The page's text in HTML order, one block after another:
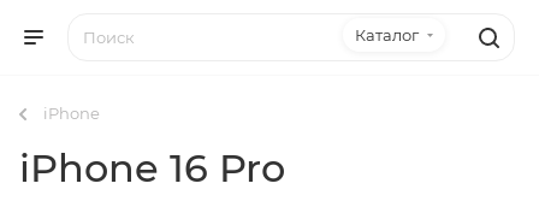
Каталог
iPhone
iPhone 16 Pro